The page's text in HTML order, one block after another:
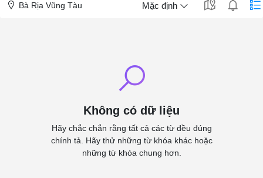
Bà Rịa Vũng Tàu Mặc định
Không có dữ liệu
Hãy chắc chắn rằng tất cả các từ đều đúng
chính tả. Hãy thử những từ khóa khác hoặc
những từ khóa chung hơn.